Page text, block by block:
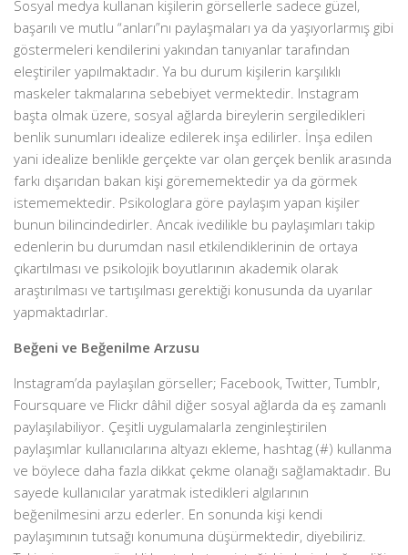
Sosyal medya kullanan kişilerin görsellerle sadece güzel,
başarılı ve mutlu “anları”nı paylaşmaları ya da yaşıyorlarmış gibi
göstermeleri kendilerini yakından tanıyanlar tarafından
eleştiriler yapılmaktadır. Ya bu durum kişilerin karşılıklı
maskeler takmalarına sebebiyet vermektedir. Instagram
başta olmak üzere, sosyal ağlarda bireylerin sergiledikleri
benlik sunumları idealize edilerek inşa edilirler. İnşa edilen
yani idealize benlikle gerçekte var olan gerçek benlik arasında
farkı dışarıdan bakan kişi görememektedir ya da görmek
istememektedir. Psikologlara göre paylaşım yapan kişiler
bunun bilincindedirler. Ancak ivedilikle bu paylaşımları takip
edenlerin bu durumdan nasıl etkilendiklerinin de ortaya
çıkartılması ve psikolojik boyutlarının akademik olarak
araştırılması ve tartışılması gerektiği konusunda da uyarılar
yapmaktadırlar.
Beğeni ve Beğenilme Arzusu
Instagram’da paylaşılan görseller; Facebook, Twitter, Tumblr,
Foursquare ve Flickr dâhil diğer sosyal ağlarda da eş zamanlı
paylaşılabiliyor. Çeşitli uygulamalarla zenginleştirilen
paylaşımlar kullanıcılarına altyazı ekleme, hashtag (#) kullanma
ve böylece daha fazla dikkat çekme olanağı sağlamaktadır. Bu
sayede kullanıcılar yaratmak istedikleri algılarının
beğenilmesini arzu ederler. En sonunda kişi kendi
paylaşımının tutsağı konumuna düşürmektedir, diyebiliriz.